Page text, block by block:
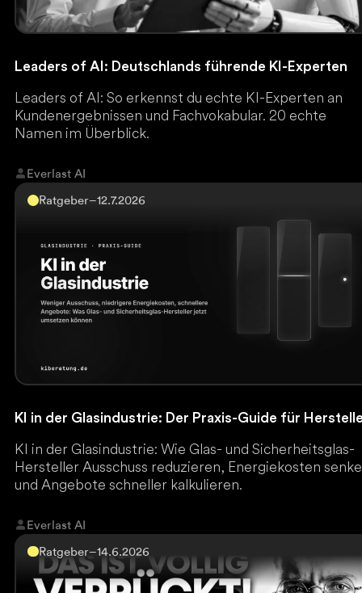
Leaders of AI: Deutschlands führende KI-Experten
Leaders of AI: So erkennst du echte KI-Experten an
Kundenergebnissen und Fachvokabular. 20 echte
Namen im Überblick.
Everlast AI
Ratgeber–12.7.2026
KI in der Glasindustrie: Der Praxis-Guide für
KI in der Glasindustrie: Wie Glas- und Sicherheitsglas-
Hersteller Ausschuss reduzieren, Energiekosten
und Angebote schneller kalkulieren.
Everlast AI
Ratgeber–14.6.2026